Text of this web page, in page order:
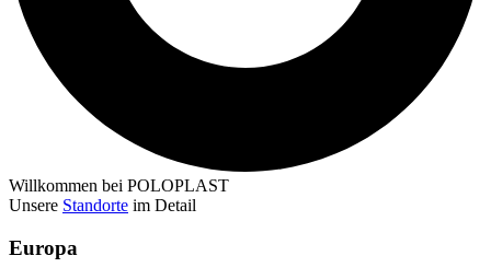
Willkommen bei POLOPLAST
Unsere Standorte im Detail
Europa